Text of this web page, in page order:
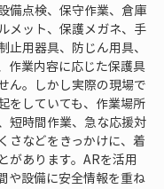
備点検、保守作業、倉庫
メット、保護メガネ、手
止用器具、防じん用具、
作業内容に応じた保護具
ん。しかし実際の現場で
をしていても、作業場所
短時間作業、急な応援対
さなどをきっかけに、着
があります。ARを活用
や設備に安全情報を重ね